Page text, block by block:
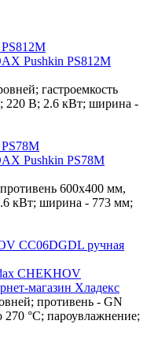
гастроемкость
220 В; 2.6 кВт; ширина -
600х400 мм,
кВт; ширина - 773 мм;
CC06DGDL ручная
противень - GN
270 °С; пароувлажнение;